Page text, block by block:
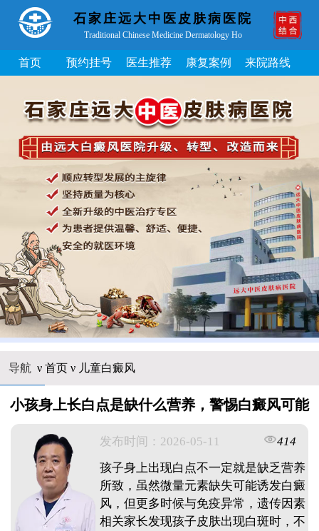
石家庄远大中医皮肤病医院
Traditional Chinese Medicine Dermatology Ho
首页 预约挂号 医生推荐 康复案例 来院路线
导航 ν 首页ν 儿童白癜风
小孩身上长白点是缺什么营养，警惕白癜风可能
发布时间：2026-05-11
414
孩子身上出现白点不一定就是缺乏营养
所致，虽然微量元素缺失可能诱发白癜
风，但更多时候与免疫异常，遗传因素
相关家长发现孩子皮肤出现白斑时，不